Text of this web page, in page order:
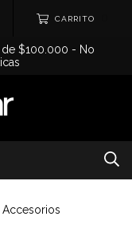
CARRITO
de $100.000 - No
Accesorios